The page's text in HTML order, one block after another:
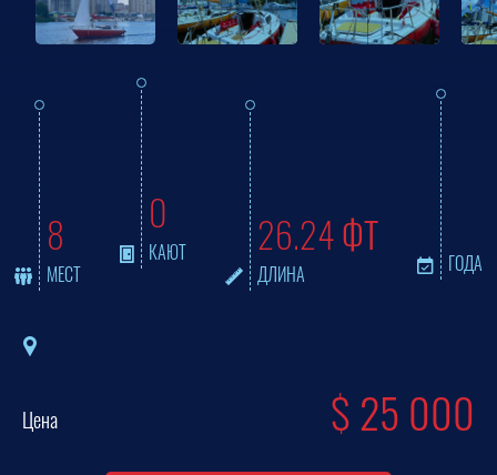
Парусная регата
Прогулки по Днепру на яхте
8
МЕСТ
0
КАЮТ 26.24ФТ
ДЛИНА ГОДА
Цена $25 000